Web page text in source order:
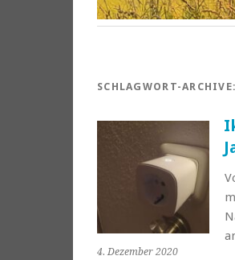
SCHLAGWORT-ARCHIVE:
4. Dezember 2020